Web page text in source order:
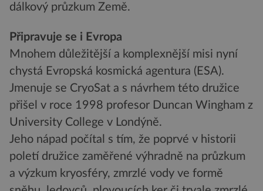
dálkový průzkum Země.
Připravuje se i Evropa
Mnohem důležitější a komplexnější misi nyní
chystá Evropská kosmická agentura (ESA).
Jmenuje se CryoSat a s návrhem této družice
přišel v roce 1998 profesor Duncan Wingham z
University College v Londýně.
Jeho nápad počítal s tím, že poprvé v historii
poletí družice zaměřené výhradně na průzkum
a výzkum kryosféry, zmrzlé vody ve formě